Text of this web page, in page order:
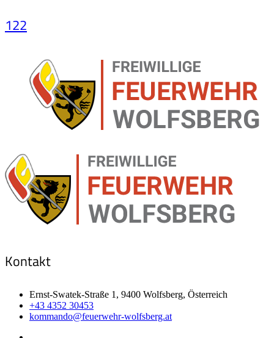
122
Kontakt
Ernst-Swatek-Straße 1, 9400 Wolfsberg, Österreich
+43 4352 30453
kommando@feuerwehr-wolfsberg.at